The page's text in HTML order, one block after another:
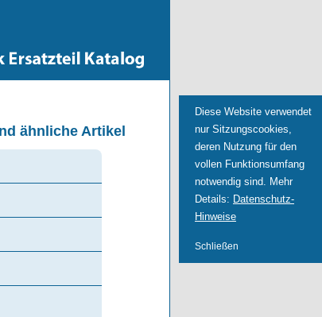
Diese Website verwendet
nur Sitzungscookies,
deren Nutzung für den
vollen Funktionsumfang
notwendig sind. Mehr
Details: Datenschutz-
Hinweise
Schließen
ähnliche Artikel